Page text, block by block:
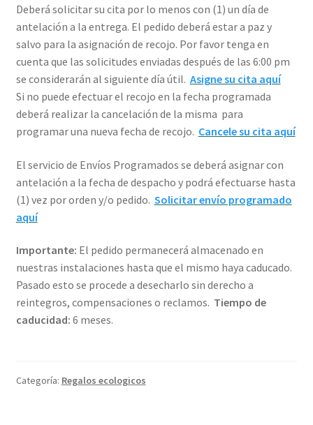
Deberá solicitar su cita por lo menos con (1) un día de
antelación a la entrega. El pedido deberá estar a paz y
salvo para la asignación de recojo. Por favor tenga en
cuenta que las solicitudes enviadas después de las 6:00 pm
se considerarán al siguiente día útil. Asigne su cita aquí
Si no puede efectuar el recojo en la fecha programada
deberá realizar la cancelación de la misma para
programar una nueva fecha de recojo. Cancele su cita aquí
El servicio de Envíos Programados se deberá asignar con
antelación a la fecha de despacho y podrá efectuarse hasta
(1) vez por orden y/o pedido. Solicitar envío programado
aquí
Importante: El pedido permanecerá almacenado en
nuestras instalaciones hasta que el mismo haya caducado.
Pasado esto se procede a desecharlo sin derecho a
reintegros, compensaciones o reclamos. Tiempo de
caducidad: 6 meses.
Categoría: Regalos ecologicos